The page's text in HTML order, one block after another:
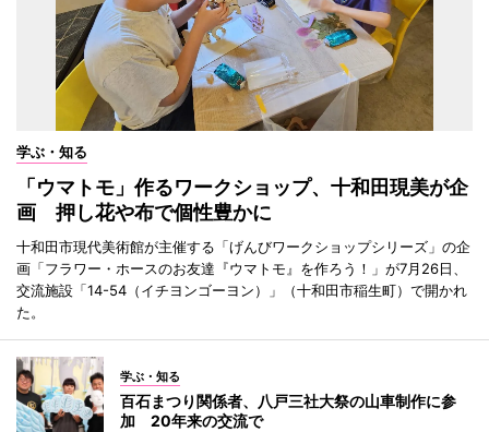
学ぶ・知る
「ウマトモ」作るワークショップ、十和田現美が企
画 押し花や布で個性豊かに
十和田市現代美術館が主催する「げんびワークショップシリーズ」の企
画「フラワー・ホースのお友達『ウマトモ』を作ろう！」が7月26日、
交流施設「14-54（イチヨンゴーヨン）」（十和田市稲生町）で開かれ
た。
学ぶ・知る
百石まつり関係者、八戸三社大祭の山車制作に参
加 20年来の交流で